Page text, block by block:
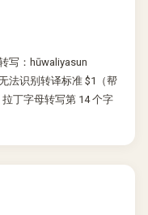
写：hūwaliyasun
法识别转译标准 $1（帮
丁字母转写第 14 个字